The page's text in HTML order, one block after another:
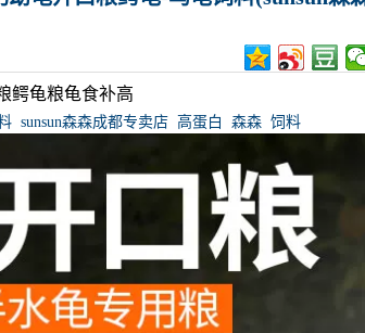
鳄龟粮龟食补高
sunsun森森成都专卖店 高蛋白 森森 饲料